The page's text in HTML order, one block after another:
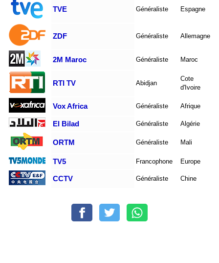
TVE Généraliste Espagne
ZDF Généraliste Allemagne
2M Maroc Généraliste Maroc
RTI TV Abidjan
Cote
d'Ivoire
Vox Africa Généraliste Afrique
El Bilad Généraliste Algérie
ORTM Généraliste Mali
TV5 Francophone Europe
CCTV Généraliste Chine